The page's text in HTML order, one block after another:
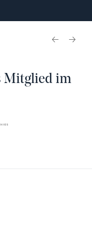
Mitglied im